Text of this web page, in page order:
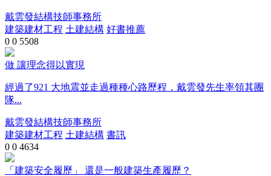
戴雲發結構技師事務所
建築建材工程 土建結構 好書推薦
0 0 5508
做 讓理念得以實現
經過了921 大地震並走過種種心路歷程，戴雲發先生率領其團
隊...
戴雲發結構技師事務所
建築建材工程 土建結構 書訊
0 0 4634
「建築安全履歷」 還是一般建築生產履歷？